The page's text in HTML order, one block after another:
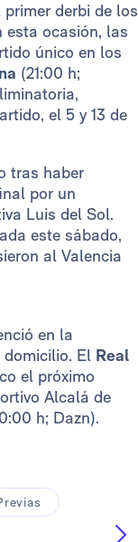
derbi de los
esta ocasión, las
único en los
(21:00 h;
el 5 y 13 de
tras haber
por un
Luis del Sol.
este sábado,
al Valencia
en la
domicilio. El Real
el próximo
Alcalá de
h; Dazn).